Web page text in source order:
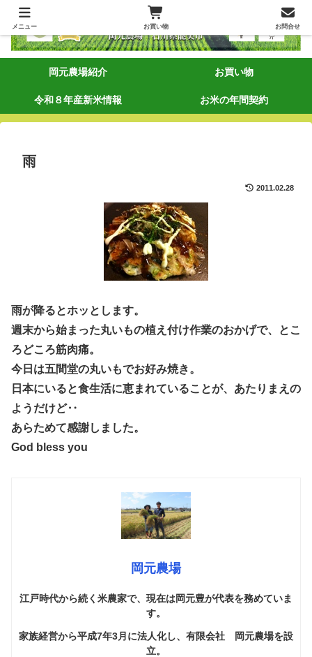
岡元農場紹介 お買い物
令和８年産新米情報 お米の年間契約
雨
2011.02.28
雨が降るとホッとします。
週末から始まった丸いもの植え付け作業のおかげで、とこ
ろどころ筋肉痛。
今日は五間堂の丸いもでお好み焼き。
日本にいると食生活に恵まれていることが、あたりまえの
ようだけど‥
あらためて感謝しました。
God bless you
岡元農場
江戸時代から続く米農家で、現在は岡元豊が代表を務めていま
す。
家族経営から平成7年3月に法人化し、有限会社 岡元農場を設
立。
メニュー お買い物 お問合せ